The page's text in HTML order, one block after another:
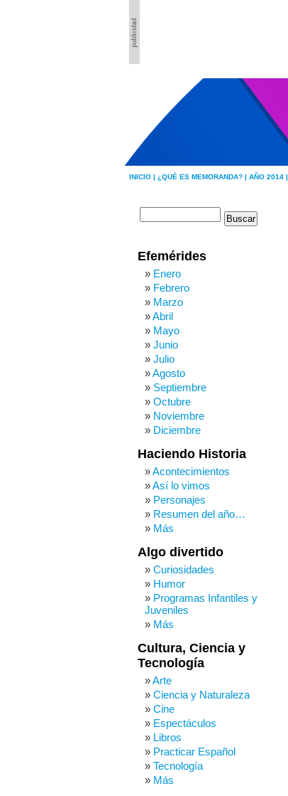
INICIO | ¿QUÉ ES MEMORANDA? | AÑO 2014 |
Efemérides
Enero
Febrero
Marzo
Abril
Mayo
Junio
Julio
Agosto
Septiembre
Octubre
Noviembre
Diciembre
Haciendo Historia
Acontecimientos
Así lo vimos
Personajes
Resumen del año…
Más
Algo divertido
Curiosidades
Humor
Programas Infantiles y
Juveniles
Más
Cultura, Ciencia y
Tecnología
Arte
Ciencia y Naturaleza
Cine
Espectáculos
Libros
Practicar Español
Tecnología
Más